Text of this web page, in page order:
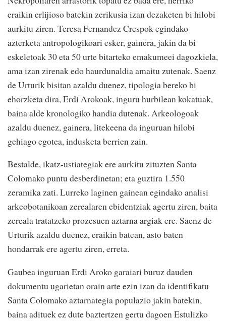
eraikin erlijioso batekin zerikusia izan dezaketen bi hilobi
aurkitu ziren. Teresa Fernandez Crespok egindako
azterketa antropologikoari esker, gainera, jakin da bi
eskeletoak 30 eta 50 urte bitarteko emakumeei dagozkiela,
ama izan zirenak edo haurdunaldia amaitu zutenak. Saenz
de Urturik bisitan azaldu duenez, tipologia bereko bi
ehorzketa dira, Erdi Arokoak, inguru hurbilean kokatuak,
baina alde kronologiko handia dutenak. Arkeologoak
azaldu duenez, gainera, litekeena da inguruan hilobi
gehiago egotea, indusketa berrien zain.
Bestalde, ikatz-ustiategiak ere aurkitu zituzten Santa
Colomako puntu desberdinetan; eta guztira 1.550
zeramika zati. Lurreko laginen gainean egindako analisi
arkeobotanikoan zerealaren ebidentziak agertu ziren, baita
zereala tratatzeko prozesuen aztarna argiak ere. Saenz de
Urturik azaldu duenez, eraikin batean, asto baten
hondarrak ere agertu ziren, erreta.
Gaubea inguruan Erdi Aroko garaiari buruz dauden
dokumentu ugarietan orain arte ezin izan da identifikatu
Santa Colomako aztarnategia populazio jakin batekin,
baina adituek ez dute baztertzen gertu dagoen Estulizko